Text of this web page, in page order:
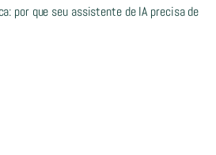
por que seu assistente de IA precisa de